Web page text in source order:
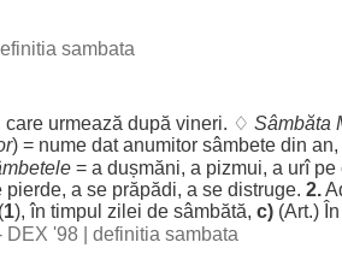
sambata
care urmează după vineri. ♢ Sâmbăta
) = nume dat anumitor sâmbete din an
= a dușmăni, a pizmui, a urîpe
pierde, a se prăpădi, a se distruge. 2.
1), în timpul zilei de sâmbătă, c) (Art.) În
DEX '98
definitia sambata